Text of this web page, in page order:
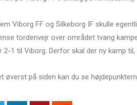
Viborg FF og Silkeborg IF skulle
tordenvejr over området tvang
2-1 til Viborg. Derfor skal der ny kamp
øverst på siden kan du se